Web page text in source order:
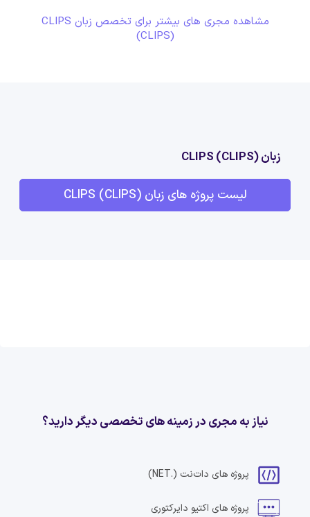
مشاهده مجری های بیشتر برای تخصص زبان CLIPS
(CLIPS)
زبان CLIPS (CLIPS)
لیست پروژه های زبان CLIPS (CLIPS)
نیاز به مجری در زمینه های تخصصی دیگر دارید؟
پروژه های دات‌نت (.NET)
پروژه های اکتیو دایرکتوری